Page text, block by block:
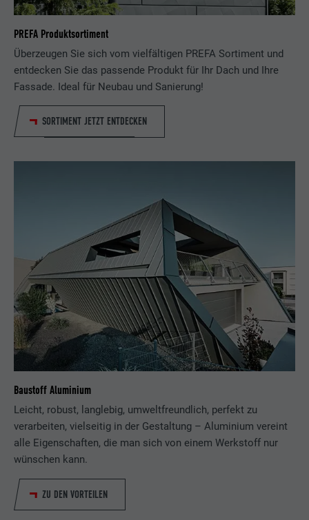
PREFA Produktsortiment
Überzeugen Sie sich vom vielfältigen PREFA Sortiment und
entdecken Sie das passende Produkt für Ihr Dach und Ihre
Fassade. Ideal für Neubau und Sanierung!
SORTIMENT JETZT ENTDECKEN
Baustoff Aluminium
Leicht, robust, langlebig, umweltfreundlich, perfekt zu
verarbeiten, vielseitig in der Gestaltung – Aluminium vereint
alle Eigenschaften, die man sich von einem Werkstoff nur
wünschen kann.
ZU DEN VORTEILEN